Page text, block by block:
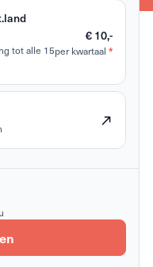
tot alle 15
€ 10,-
per kwartaal *